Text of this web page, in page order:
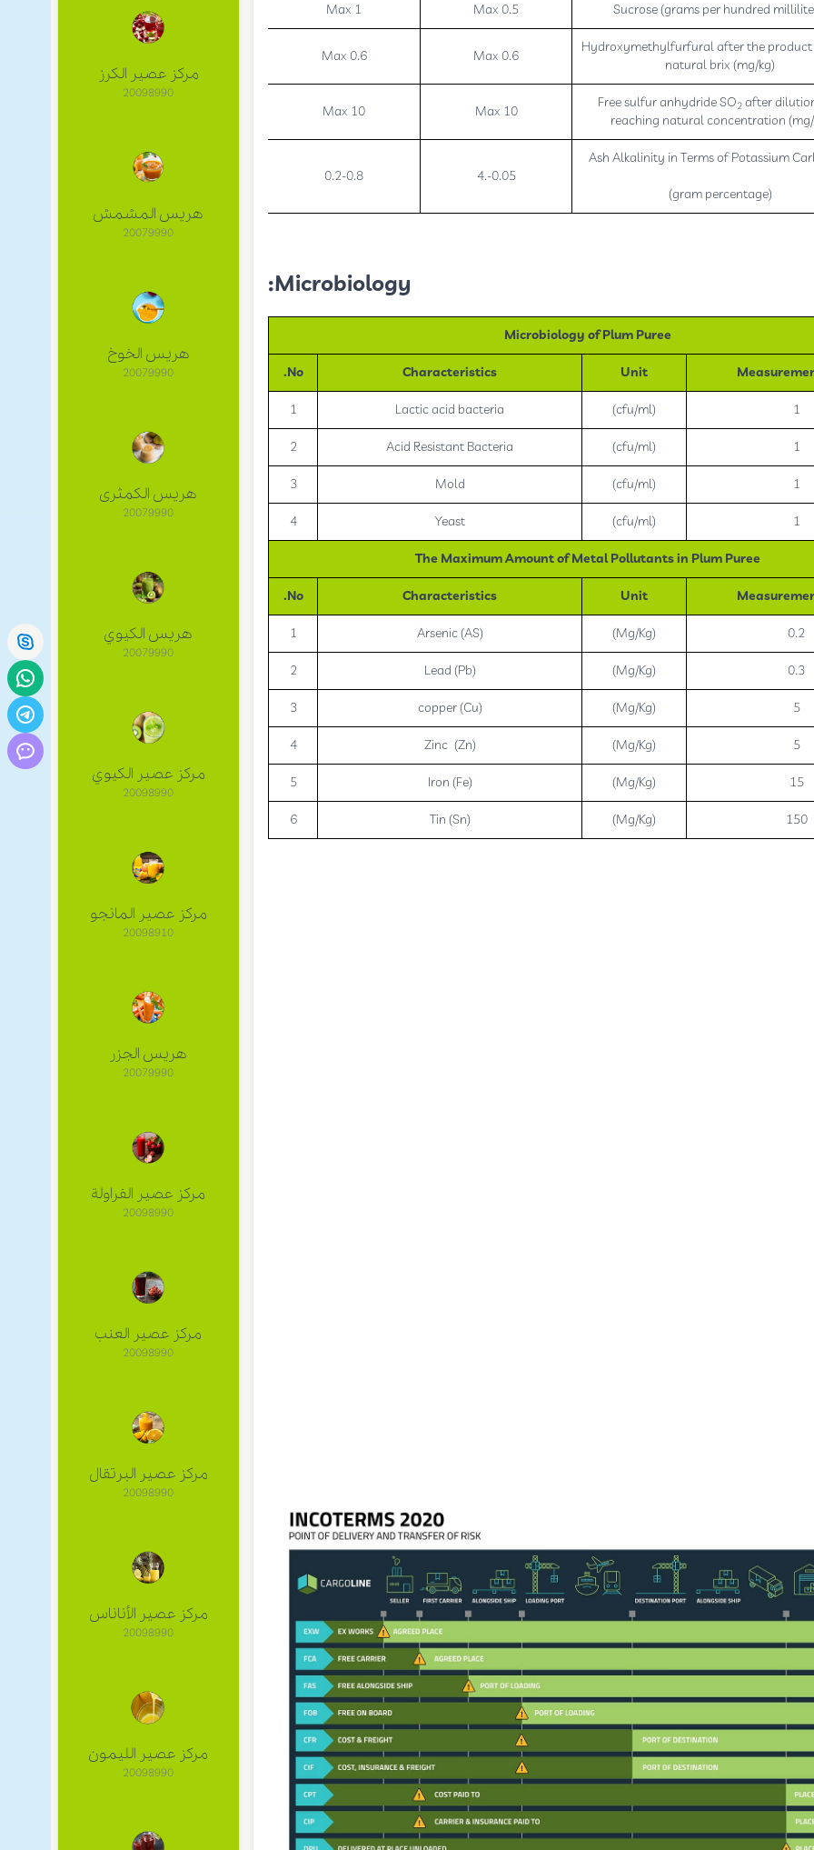
Sucrose (grams per hundred
Max 0.5
Max 1
Hydroxymethylfurfural after the product
natural brix (mg/kg)
Max 0.6
Max 0.6
Free sulfur anhydride SO2after
reaching natural concentration
Max 10
Max 10
Ash Alkalinity in Terms of Potassium
(gram percentage)
0.05-.4
0.2-0.8
Microbiology:
Microbiology of Plum Puree
Unit
Characteristics
No.
1
(cfu/ml)
Lactic acid bacteria
1
1
(cfu/ml)
Acid Resistant Bacteria
2
1
(cfu/ml)
Mold
3
1
(cfu/ml)
Yeast
4
The Maximum Amount of Metal Pollutants in Plum Puree
Unit
Characteristics
No.
0.2
(Mg/Kg)
Arsenic (AS)
1
0.3
(Mg/Kg)
Lead (Pb)
2
5
(Mg/Kg)
copper (Cu)
3
5
(Mg/Kg)
Zinc (Zn)
4
15
(Mg/Kg)
Iron (Fe)
5
150
(Mg/Kg)
Tin (Sn)
6
مركز عصير الكرز
20098990
هريس المشمش
20079990
هريس الخوخ
20079990
هريس الكمثرى
20079990
هريس الكيوي
20079990
مركز عصير الكيوي
20098990
مركز عصير المانجو
20098910
هريس الجزر
20079990
مركز عصير الفراولة
20098990
مركز عصير العنب
20098990
مركز عصير البرتقال
20098990
مركز عصير الأناناس
20098990
مركز عصير الليمون
20098990